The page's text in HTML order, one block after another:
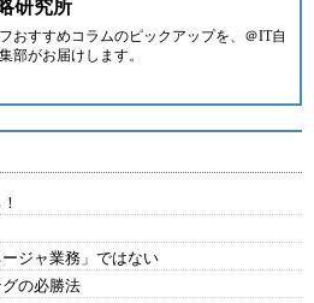
研究所
おすすめコラムのピックアップを、 ＠IT自
部がお届けします。
ジャ業務」ではない
の必勝法